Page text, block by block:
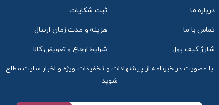
درباره ما ثبت شکایات
تماس با ما هزینه و مدت زمان ارسال
شارژ کیف پول شرایط ارجاع و تعویض کالا
با عضویت در خبرنامه از پیشنهادات و تخفیفات ویژه و اخبار سایت مطلع
شوید